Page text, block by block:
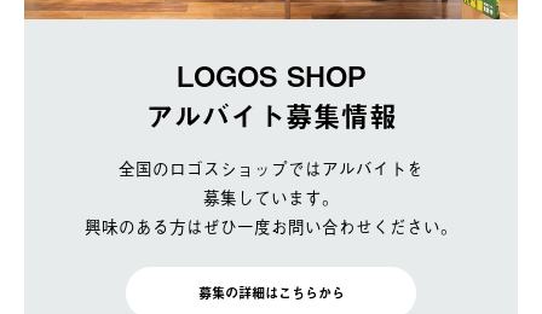
LOGOS SHOP
アルバイト募集情報
全国のロゴスショップではアルバイトを
募集しています。
興味のある方はぜひ一度お問い合わせください。
募集の詳細はこちらから